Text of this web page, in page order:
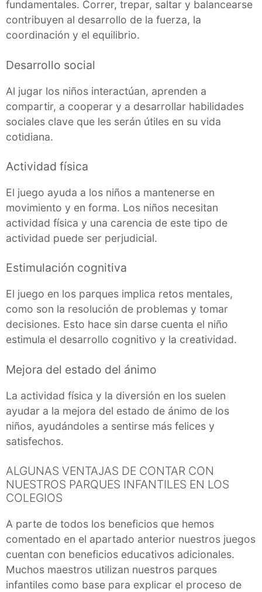
fundamentales. Correr, trepar, saltar y balancearse
contribuyen al desarrollo de la fuerza, la
coordinación y el equilibrio.
Desarrollo social
Al jugar los niños interactúan, aprenden a
compartir, a cooperar y a desarrollar habilidades
sociales clave que les serán útiles en su vida
cotidiana.
Actividad física
El juego ayuda a los niños a mantenerse en
movimiento y en forma. Los niños necesitan
actividad física y una carencia de este tipo de
actividad puede ser perjudicial.
Estimulación cognitiva
El juego en los parques implica retos mentales,
como son la resolución de problemas y tomar
decisiones. Esto hace sin darse cuenta el niño
estimula el desarrollo cognitivo y la creatividad.
Mejora del estado del ánimo
La actividad física y la diversión en los suelen
ayudar a la mejora del estado de ánimo de los
niños, ayudándoles a sentirse más felices y
satisfechos.
ALGUNAS VENTAJAS DE CONTAR CON
NUESTROS PARQUES INFANTILES EN LOS
COLEGIOS
A parte de todos los beneficios que hemos
comentado en el apartado anterior nuestros juegos
cuentan con beneficios educativos adicionales.
Muchos maestros utilizan nuestros parques
infantiles como base para explicar el proceso de